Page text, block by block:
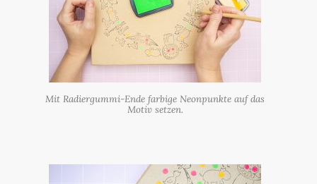
Mit Radiergummi-Ende farbige Neonpunkte auf das
Motiv setzen.